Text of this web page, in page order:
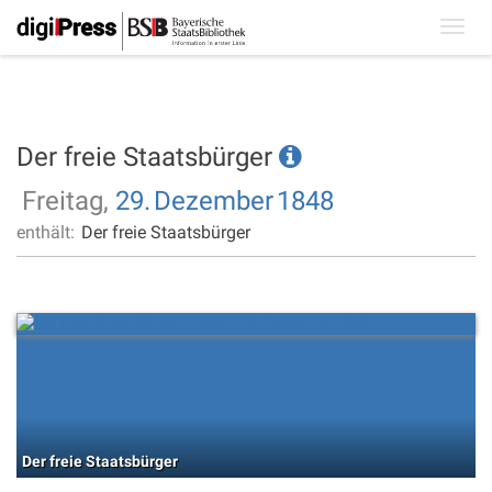
Der freie Staatsbürger
Freitag, 29. Dezember1848
enthält: Der freie Staatsbürger
Der freie Staatsbürger